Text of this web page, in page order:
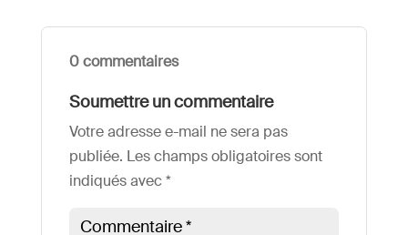
0 commentaires
Soumettre un commentaire
Votre adresse e-mail ne sera pas
publiée. Les champs obligatoires sont
indiqués avec*